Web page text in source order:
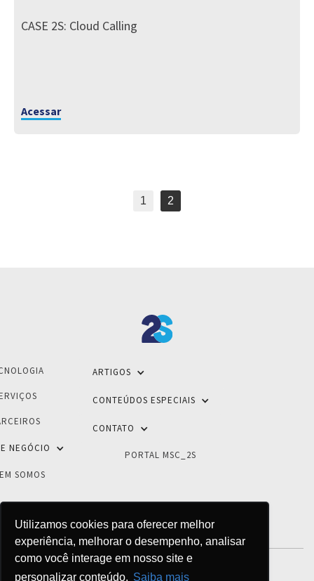
Utilizamos cookies para oferecer melhor
experiência, melhorar o desempenho, analisar
como você interage em nosso site e
personalizar conteúdo. Saiba mais
CASE 2S: Cloud Calling
Acessar
1 2
NEGÓCIO
SOMOS
ARTIGOS
CONTEÚDOS ESPECIAIS
CONTATO
PORTAL MSC_2S